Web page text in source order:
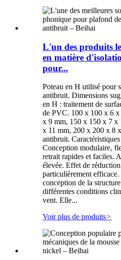
L'un des produits
en matière
pour...
Poteau en H utilisé pour
antibruit. Dimensions
en H : traitement de
de PVC. 100 x 100 x 6
x 9 mm, 150 x 150 x 7 x
x 11 mm, 200 x 200 x 8
antibruit.
Conception modulaire,
retrait rapides et faciles.
élevée. Effet de
particulièrement
conception de la
différentes conditions
vent. Elle...
Voir plus de produits>